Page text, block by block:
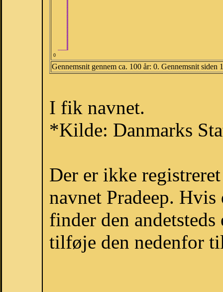
0
Gennemsnit gennem ca. 100 år: 0. Gennemsnit siden
I fik navnet.
*Kilde: Danmarks
Der er ikke
navnet Pradeep.
finder den
tilføje den nedenfor